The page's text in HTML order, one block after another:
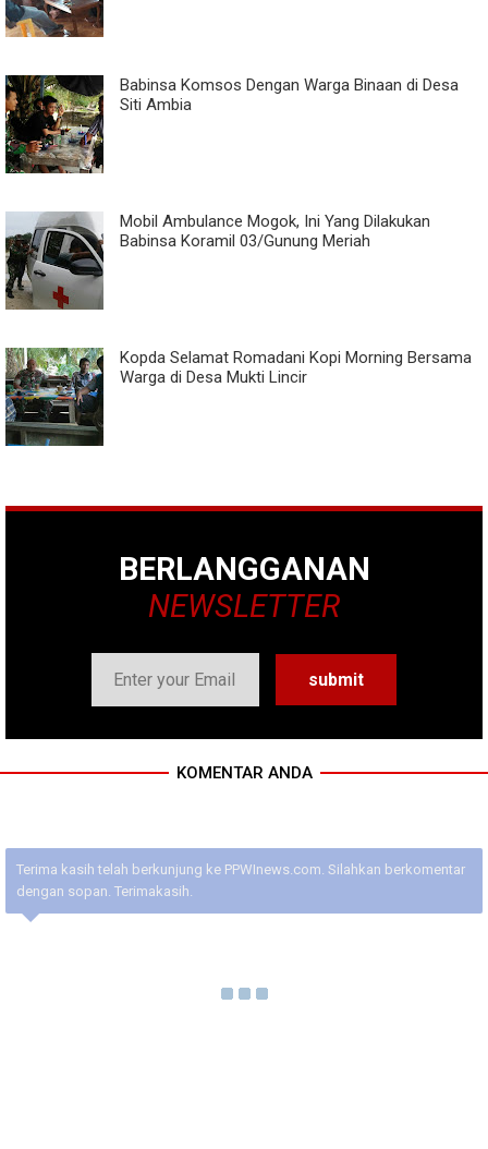
Babinsa Komsos Dengan Warga Binaan di Desa
Siti Ambia
Mobil Ambulance Mogok, Ini Yang Dilakukan
Babinsa Koramil 03/Gunung Meriah
Kopda Selamat Romadani Kopi Morning Bersama
Warga di Desa Mukti Lincir
BERLANGGANAN
NEWSLETTER
KOMENTAR ANDA
Terima kasih telah berkunjung ke PPWInews.com. Silahkan berkomentar
dengan sopan. Terimakasih.